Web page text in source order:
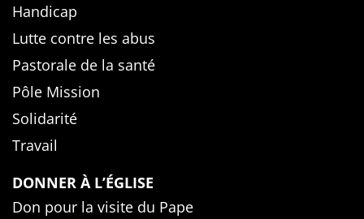
Handicap
Lutte contre les abus
Pastorale de la santé
Pôle Mission
Solidarité
Travail
DONNER À L’ÉGLISE
Don pour la visite du Pape